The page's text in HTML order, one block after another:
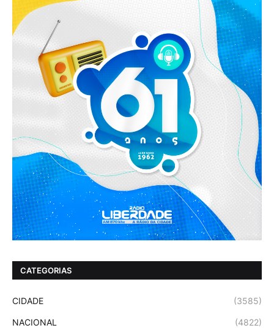
CATEGORIAS
CIDADE (3585)
NACIONAL (4822)